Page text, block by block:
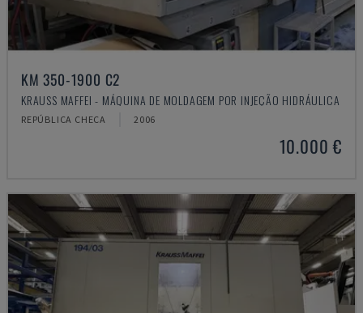
KM 350-1900 C2
KRAUSS MAFFEI - MÁQUINA DE MOLDAGEM POR INJEÇÃO HIDRÁULICA
REPÚBLICA CHECA 2006
10.000 €